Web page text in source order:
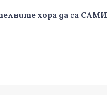
хора да са САМИ